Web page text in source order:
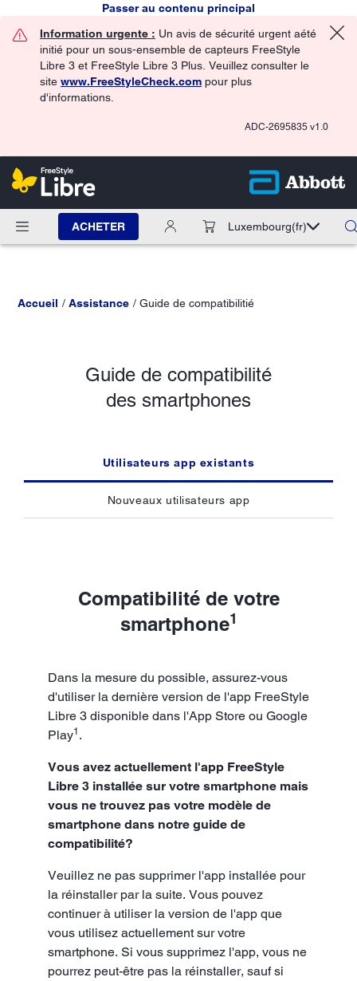
Passer au contenu principal
Information urgente : Un avis de sécurité urgent aété
initié pour un sous-ensemble de capteurs FreeStyle
Libre 3 et FreeStyle Libre 3 Plus. Veuillez consulter le
site www.FreeStyleCheck.com pour plus
d'informations.
ADC-2695835 v1.0
ACHETER Luxembourg(fr)
Accueil Assistance Guide de compatibilitié
Guide de compatibilité
des smartphones
Utilisateurs app existants
Nouveaux utilisateurs app
Compatibilité de votre
smartphone1
Dans la mesure du possible, assurez-vous
d'utiliser la dernière version de l'app FreeStyle
Libre 3 disponible dans l'App Store ou Google
Play1 .
Vous avez actuellement l'app FreeStyle
Libre 3 installée sur votre smartphone mais
vous ne trouvez pas votre modèle de
smartphone dans notre guide de
compatibilité?
Veuillez ne pas supprimer l'app installée pour
la réinstaller par la suite. Vous pouvez
continuer à utiliser la version de l'app que
vous utilisez actuellement sur votre
smartphone. Si vous supprimez l'app, vous ne
pourrez peut-être pas la réinstaller, sauf si